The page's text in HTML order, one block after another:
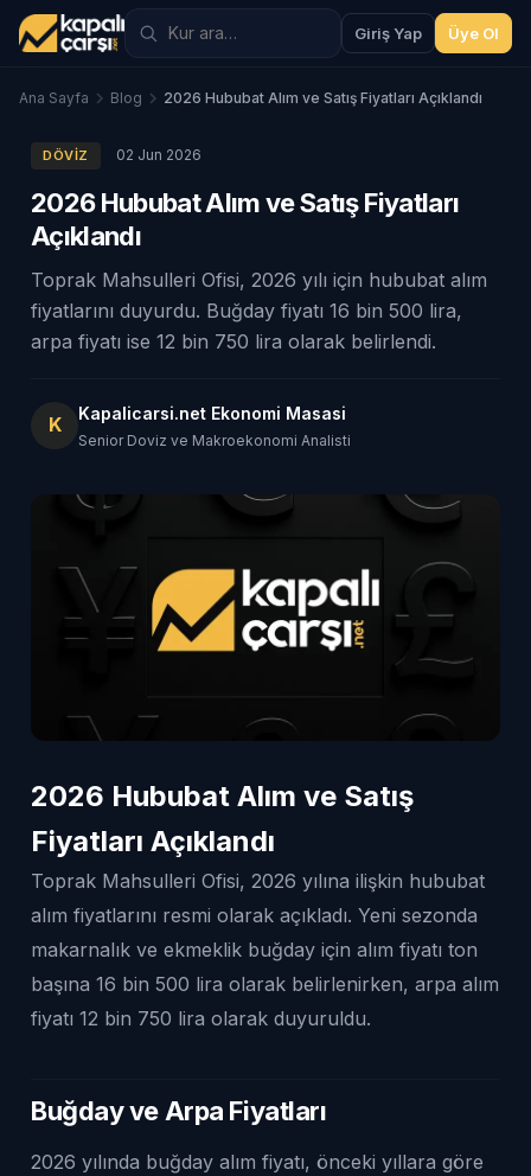
Giriş Yap Üye Ol
Ana Sayfa Blog 2026 Hububat Alım ve Satış Fiyatları Açıklandı
DÖVIZ 02 Jun 2026
2026 Hububat Alım ve Satış Fiyatları
Açıklandı
Toprak Mahsulleri Ofisi, 2026 yılı için hububat alım
fiyatlarını duyurdu. Buğday fiyatı 16 bin 500 lira,
arpa fiyatı ise 12 bin 750 lira olarak belirlendi.
K Kapalicarsi.net Ekonomi Masasi
Senior Doviz ve Makroekonomi Analisti
2026 Hububat Alım ve Satış
Fiyatları Açıklandı
Toprak Mahsulleri Ofisi, 2026 yılına ilişkin hububat
alım fiyatlarını resmi olarak açıkladı. Yeni sezonda
makarnalık ve ekmeklik buğday için alım fiyatı ton
başına 16 bin 500 lira olarak belirlenirken, arpa alım
fiyatı 12 bin 750 lira olarak duyuruldu.
Buğday ve Arpa Fiyatları
2026 yılında buğday alım fiyatı, önceki yıllara göre